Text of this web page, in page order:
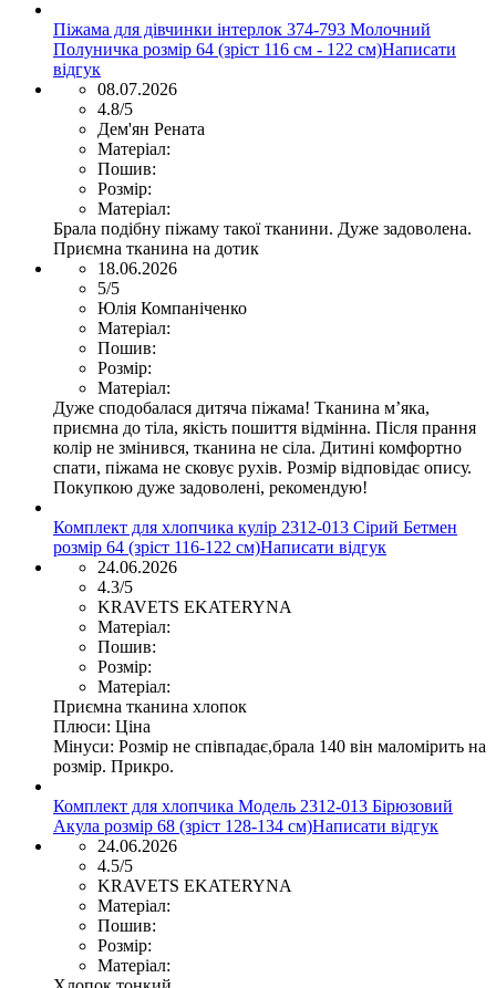
Піжама для дівчинки інтерлок 374-793 Молочний
Полуничка розмір 64 (зріст 116 см - 122 см)Написати
відгук
08.07.2026
4.8/5
Дем'ян Рената
Матеріал:
Пошив:
Розмір:
Матеріал:
Брала подібну піжаму такої тканини. Дуже задоволена.
Приємна тканина на дотик
18.06.2026
5/5
Юлія Компаніченко
Матеріал:
Пошив:
Розмір:
Матеріал:
Дуже сподобалася дитяча піжама! Тканина м’яка,
приємна до тіла, якість пошиття відмінна. Після прання
колір не змінився, тканина не сіла. Дитині комфортно
спати, піжама не сковує рухів. Розмір відповідає опису.
Покупкою дуже задоволені, рекомендую!
Комплект для хлопчика кулір 2312-013 Сірий Бетмен
розмір 64 (зріст 116-122 см)Написати відгук
24.06.2026
4.3/5
KRAVETS EKATERYNA
Матеріал:
Пошив:
Розмір:
Матеріал:
Приємна тканина хлопок
Плюси: Ціна
Мінуси: Розмір не співпадає,брала 140 він маломірить на
розмір. Прикро.
Комплект для хлопчика Модель 2312-013 Бірюзовий
Акула розмір 68 (зріст 128-134 см)Написати відгук
24.06.2026
4.5/5
KRAVETS EKATERYNA
Матеріал:
Пошив:
Розмір:
Матеріал: